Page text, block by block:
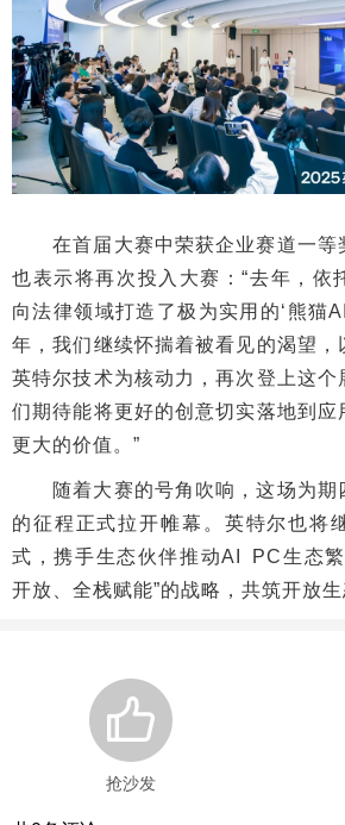
在首届大赛中荣获企业赛道一等
也表示将再次投入大赛：“去年，依
向法律领域打造了极为实用的‘熊猫
年，我们继续怀揣着被看见的渴望，
英特尔技术为核动力，再次登上这个
们期待能将更好的创意切实落地到应
更大的价值。”
随着大赛的号角吹响，这场为期
的征程正式拉开帷幕。英特尔也将
式，携手生态伙伴推动AI PC生态
开放、全栈赋能”的战略，共筑开放生
抢沙发